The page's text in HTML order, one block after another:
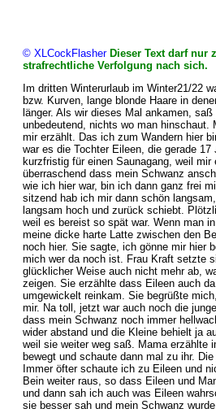
© XLCockFlasher Dieser Text darf
strafrechtliche Verfolgung nach sich.
Im dritten Winterurlaub im Winter21/22
bzw. Kurven, lange blonde Haare in
länger. Als wir dieses Mal ankamen,
unbedeutend, nichts wo man
mir erzählt. Das ich zum Wandern hier
war es die Tochter Eileen, die gerade
kurzfristig für einen Saunagang, weil
überraschend dass mein Schwanz
wie ich hier war, bin ich dann ganz frei
sitzend hab ich mir dann schön
langsam hoch und zurück schiebt.
weil es bereist so spät war. Wenn man
meine dicke harte Latte zwischen den
noch hier. Sie sagte, ich gönne mir hier
mich wer da noch ist. Frau Kraft setzte
glücklicher Weise auch nicht mehr ab,
zeigen. Sie erzählte dass Eileen auch
umgewickelt reinkam. Sie begrüßte
mir. Na toll, jetzt war auch noch die
dass mein Schwanz noch immer
wider abstand und die Kleine behielt ja
weil sie weiter weg saß. Mama erzählte
bewegt und schaute dann mal zu ihr.
Immer öfter schaute ich zu Eileen und
Bein weiter raus, so dass Eileen und
und dann sah ich auch was Eileen
sie besser sah und mein Schwanz